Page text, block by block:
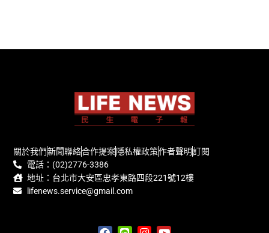
關於我們新聞聯絡合作提案隱私權政策作者聲明訂閱
電話：(02)2776-3386
地址：台北市大安區忠孝東路四段221號12樓
lifenews.service@gmail.com